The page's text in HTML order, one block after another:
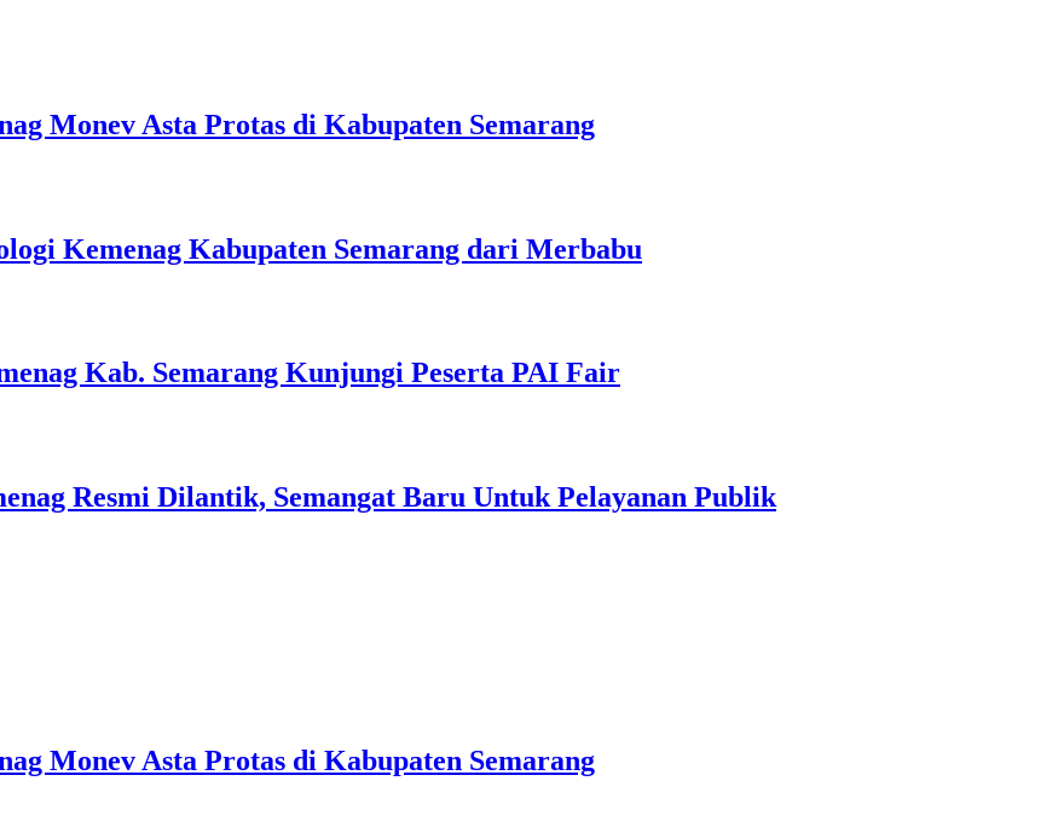
Monev Asta Protas di Kabupaten Semarang
Kemenag Kabupaten Semarang dari Merbabu
Kab. Semarang Kunjungi Peserta PAI Fair
Resmi Dilantik, Semangat Baru Untuk Pelayanan Publik
Monev Asta Protas di Kabupaten Semarang